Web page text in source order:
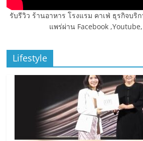
รับรีวิว ร้านอาหาร โรงแรม คาเฟ่ ธุรกิจบริก
แพร่ผ่าน Facebook
Lifestyle